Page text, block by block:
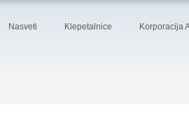
Nasveti Klepetalnice Korporacija